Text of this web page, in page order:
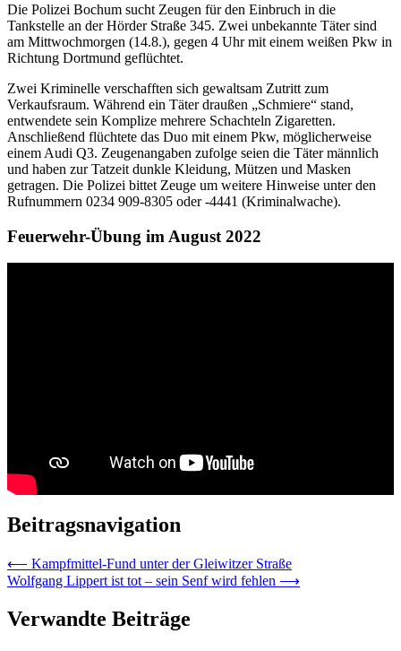
Die Polizei Bochum sucht Zeugen für den Einbruch in die
Tankstelle an der Hörder Straße 345. Zwei unbekannte Täter sind
am Mittwochmorgen (14.8.), gegen 4 Uhr mit einem weißen Pkw in
Richtung Dortmund geflüchtet.
Zwei Kriminelle verschafften sich gewaltsam Zutritt zum
Verkaufsraum. Während ein Täter draußen „Schmiere“ stand,
entwendete sein Komplize mehrere Schachteln Zigaretten.
Anschließend flüchtete das Duo mit einem Pkw, möglicherweise
einem Audi Q3. Zeugenangaben zufolge seien die Täter männlich
und haben zur Tatzeit dunkle Kleidung, Mützen und Masken
getragen. Die Polizei bittet Zeuge um weitere Hinweise unter den
Rufnummern 0234 909-8305 oder -4441 (Kriminalwache).
Feuerwehr-Übung im August 2022
Beitragsnavigation
⟵ Kampfmittel-Fund unter der Gleiwitzer Straße
Wolfgang Lippert ist tot – sein Senf wird fehlen ⟶
Verwandte Beiträge